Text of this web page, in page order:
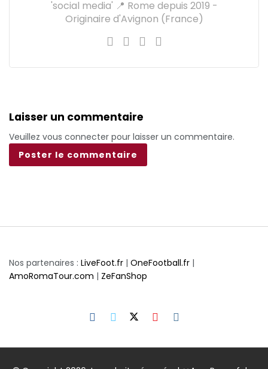
'social media' 📍 Rome depuis 2019 -
Originaire d'Avignon (France)
Laisser un commentaire
Veuillez vous connecter pour laisser un commentaire.
Nos partenaires : LiveFoot.fr | OneFootball.fr |
AmoRomaTour.com | ZeFanShop